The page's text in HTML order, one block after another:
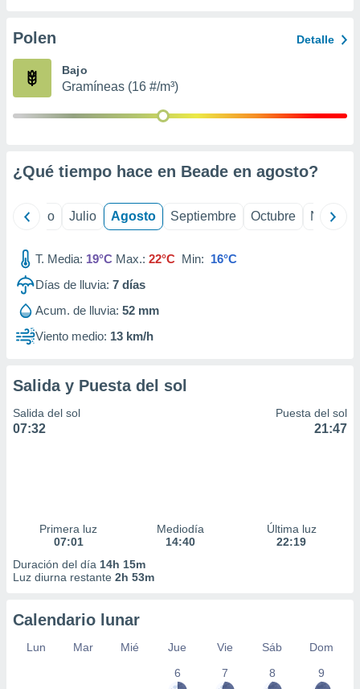
e
mediante
de
Polen Detalle
Bajo
Gramíneas (16 #/m³)
¿Qué tiempo hace en Beade en agosto?
Junio Julio Agosto Septiembre Octubre
T. Media: 19°C Max.: 22°C Min: 16°C
Días de lluvia: 7 días
Acum. de lluvia: 52 mm
Viento medio: 13 km/h
Salida y Puesta del sol
Salida del sol
07:32
Puesta del sol
21:47
Primera luz
07:01
Mediodía
14:40
Última luz
22:19
Duración del día 14h 15m
Luz diurna restante 2h 53m
Calendario lunar
Lun Mar Mié Jue Vie Sáb
Dom
6
7 8 9